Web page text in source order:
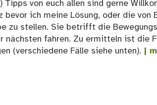
Tipps von euch allen sind gerne
bevor ich meine Lösung, oder die von
zu stellen. Sie betrifft die
nächsten fahren. Zu ermitteln ist die
(verschiedene Fälle siehe unten). |